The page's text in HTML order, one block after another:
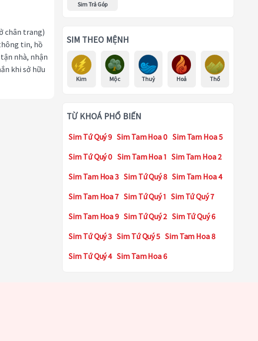
chân trang)
tin, hồ
nhà, nhận
khi sở hữu
Sim Trả Góp
SIM THEO MỆNH
Kim Mộc Thuỷ Hoả Thổ
TỪ KHOÁ PHỔ BIẾN
Sim Tứ Quý 9 Sim Tam Hoa 0 Sim Tam Hoa 5
Sim Tứ Quý 0 Sim Tam Hoa 1 Sim Tam Hoa 2
Sim Tam Hoa 3 Sim Tứ Quý 8 Sim Tam Hoa 4
Sim Tam Hoa 7 Sim Tứ Quý 1 Sim Tứ Quý 7
Sim Tam Hoa 9 Sim Tứ Quý 2 Sim Tứ Quý 6
Sim Tứ Quý 3 Sim Tứ Quý 5 Sim Tam Hoa 8
Sim Tứ Quý 4 Sim Tam Hoa 6